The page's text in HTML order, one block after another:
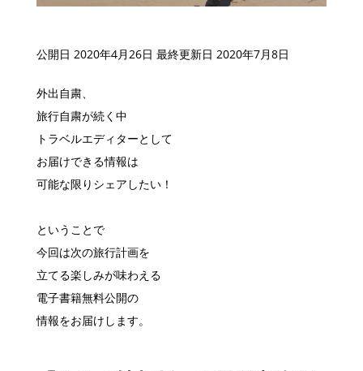
公開日 2020年4月26日 最終更新日 2020年7月8日
外出自粛、
旅行自粛が続く中
トラベルエディターとして
お届けできる情報は
可能な限りシェアしたい！
ということで
今回は次の旅行計画を
立てる楽しみが味わえる
電子書籍無料公開の
情報をお届けします。